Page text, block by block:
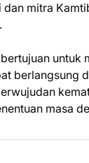
mitra
untuk
berlangsung
masa